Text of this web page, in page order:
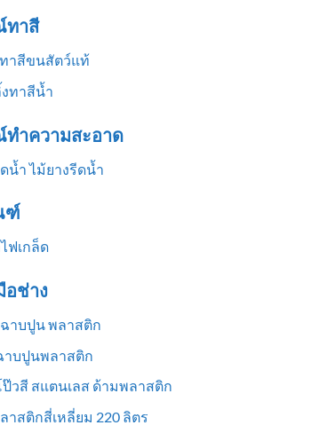
ทาสี
าสีขนสัตว์แท้
ทาสีน้ำ
ำความสะอาด
น้ำ ไม้ยางรีดน้ำ
ฑ์
ฟเกล็ด
อช่าง
าบปูน พลาสติก
าบปูนพลาสติก
ป๊วสี สแตนเลส ด้ามพลาสติก
าสติกสี่เหลี่ยม 220 ลิตร